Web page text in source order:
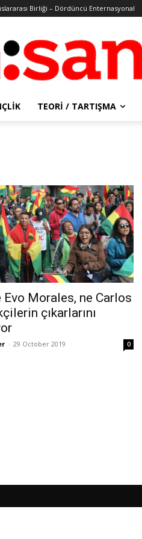
Birliği – Dördüncü Enternasyonal
TEORI / TARTIŞMA
Evo Morales, ne Carlos
çıkarlarını
- 29 October 2019 0